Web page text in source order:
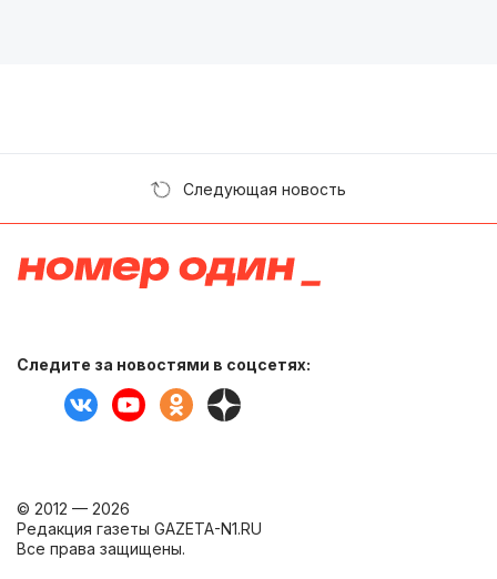
Следующая новость
Следите за новостями в соцсетях:
© 2012 — 2026
Редакция газеты GAZETA-N1.RU
Все права защищены.